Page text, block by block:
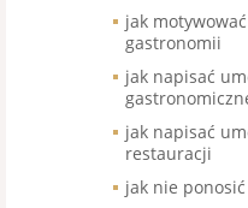
jak
gastronomii
jak napisać
jak napisać
restauracji
jak nie